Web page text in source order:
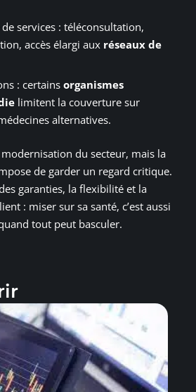
services : téléconsultation,
accès élargi aux réseaux de
: certains organismes
limitent la couverture sur
alternatives.
modernisation du secteur, mais la
de garder un regard critique.
garanties, la flexibilité et la
: miser sur sa santé, c’est aussi
tout peut basculer.